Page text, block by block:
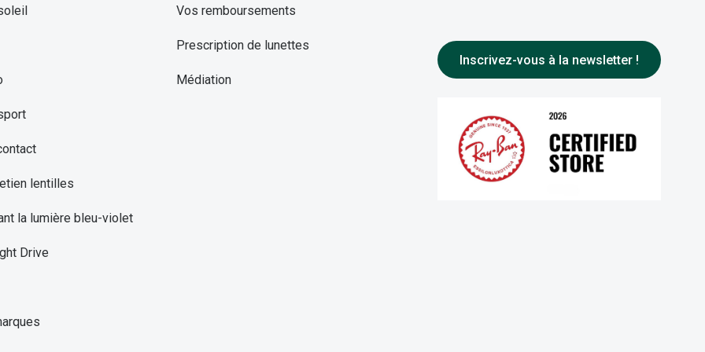
lentilles
la lumière bleu-violet
Drive
Vos remboursements
Prescription de lunettes
Médiation
Inscrivez-vous à la newsletter !